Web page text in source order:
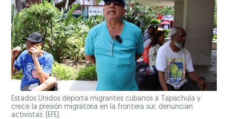
Estados Unidos deporta migrantes cubanos a Tapachula y
crece la presión migratoria en la frontera sur, denuncian
activistas. (EFE)